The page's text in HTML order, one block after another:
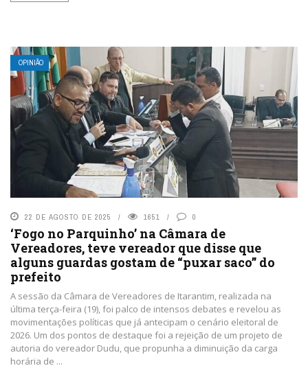
OPINIÃO
22 DE AGOSTO DE 2025 1651 0
‘Fogo no Parquinho’ na Câmara de
Vereadores, teve vereador que disse que
alguns guardas gostam de “puxar saco” do
prefeito
A sessão da Câmara de Vereadores de Itarantim, realizada na
última terça-feira (19), foi palco de intensos debates e revelou as
movimentações políticas que já antecipam o cenário eleitoral de
2026. Um dos pontos de destaque foi a rejeição de um projeto de
autoria do vereador Dudu, que propunha a diminuição da carga
horária de ...